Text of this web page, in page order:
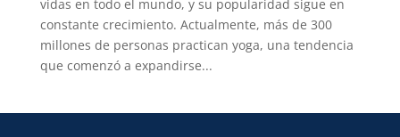
vidas en todo el mundo, y su popularidad sigue en
constante crecimiento. Actualmente, más de 300
millones de personas practican yoga, una tendencia
que comenzó a expandirse...